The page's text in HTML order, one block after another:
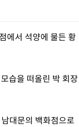
에서 석양에 물든 황
습을 떠올린 박 회장
대문의 백화점으로